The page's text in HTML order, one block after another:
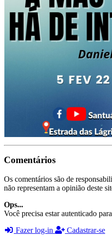
Comentários
Os comentários são de
não representam a opinião deste
Ops...
Você precisa estar autenticado
Fazer log-in
Cadastrar-se